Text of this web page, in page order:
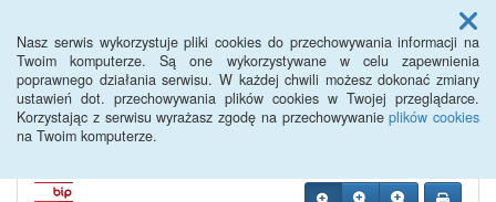
Nasz serwis wykorzystuje pliki cookies do przechowywania informacji na
Twoim komputerze. Są one wykorzystywane w celu zapewnienia
poprawnego działania serwisu. W każdej chwili możesz dokonać zmiany
ustawień dot. przechowywania plików cookies w Twojej przeglądarce.
Korzystając z serwisu wyrażasz zgodę na przechowywanieplików cookies
na Twoim komputerze.
Menu
PUP Góra